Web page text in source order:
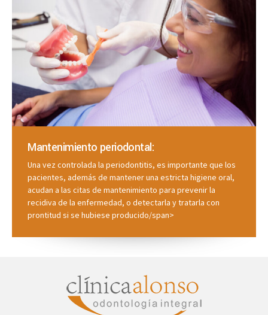
Mantenimiento periodontal:
Una vez controlada la periodontitis, es importante que los
pacientes, además de mantener una estricta higiene oral,
acudan a las citas de mantenimiento para prevenir la
recidiva de la enfermedad, o detectarla y tratarla con
prontitud si se hubiese producido/span>